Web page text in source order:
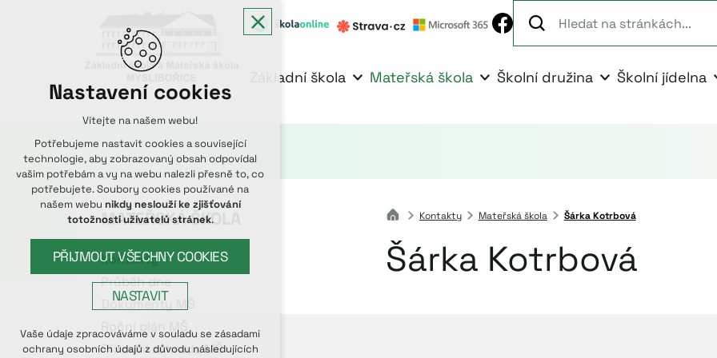
Základní škola Mateřská škola Školní družina Školní jídelna
Kontakty Mateřská škola Šárka Kotrbová
Šárka Kotrbová
MATEŘSKÁ ŠKOLA
Kontakty
Průběh dne
Dokumenty MŠ
Roční plán MŠ
Přírodní zahrada MŠ
Nastavení cookies
Vítejte na našem webu!
Potřebujeme nastavit cookies a související
technologie, aby zobrazovaný obsah odpovídal
vašim potřebám a vy na webu nalezli přesně to, co
potřebujete. Soubory cookies používané na
našem webu nikdy neslouží ke zjišťování
totožnosti uživatelů stránek.
PŘIJMOUT VŠECHNY COOKIES
NASTAVIT
Technická cookies
nutná pro provozování webu
Vaše údaje zpracováváme v souladu se zásadami
ochrany osobních údajů z důvodu následujících